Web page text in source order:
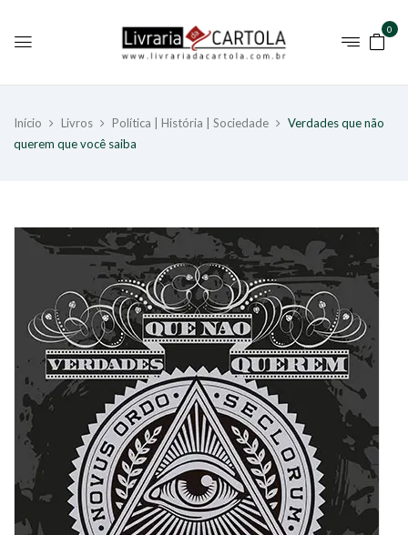
0
Início Livros Política | História | Sociedade
Verdades que não
querem que você saiba